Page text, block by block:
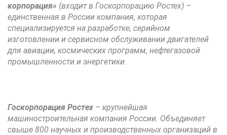
корпорация» (входит в Госкорпорацию Ростех) –
единственная в России компания, которая
специализируется на разработке, серийном
изготовлении и сервисном обслуживании двигателей
для авиации, космических программ, нефтегазовой
промышленности и энергетики.
Госкорпорация Ростех – крупнейшая
машиностроительная компания России. Объединяет
свыше 800 научных и производственных организаций в